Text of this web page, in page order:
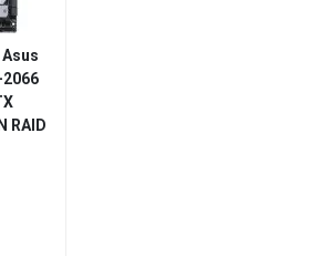
2066
RAID